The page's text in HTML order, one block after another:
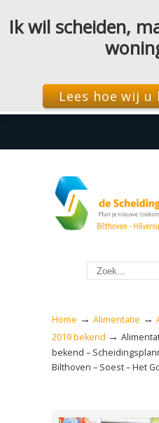
Home → Alimentatie →
2019 bekend →
bekend –
Bilthoven – Soest – Het
Ik wil scheiden,
Lees hoe wij u